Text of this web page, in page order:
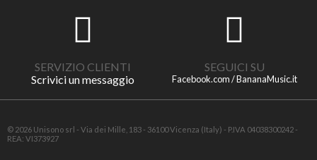
SERVIZIO CLIENTI
Scrivici un messaggio
SEGUICI SU
Facebook.com / BananaMusic.it
© 2026 Unisono srl - Via dei Mille, 183 - 36100 Vicenza (Italy) - P.IVA 04038300242 -
REA: VI373927